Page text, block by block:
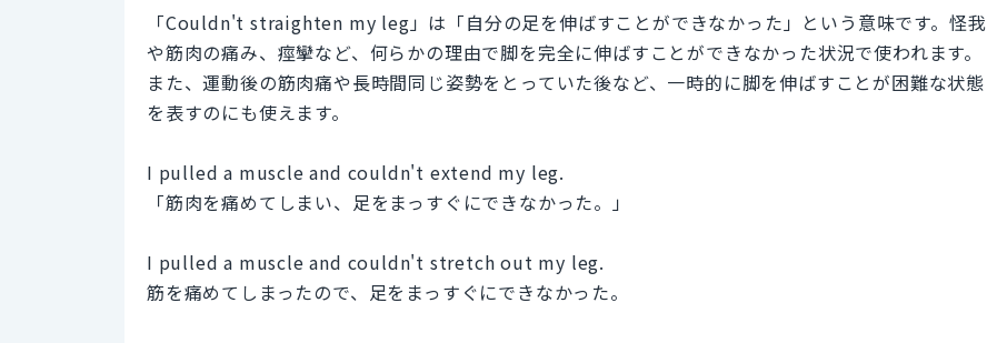
「Couldn't straighten my leg」は「自分の足を伸ばすことができなかった」という意味です。怪我
や筋肉の痛み、痙攣など、何らかの理由で脚を完全に伸ばすことができなかった状況で使われます。
また、運動後の筋肉痛や長時間同じ姿勢をとっていた後など、一時的に脚を伸ばすことが困難な状態
を表すのにも使えます。
I pulled a muscle and couldn't extend my leg.
「筋肉を痛めてしまい、足をまっすぐにできなかった。」
I pulled a muscle and couldn't stretch out my leg.
筋を痛めてしまったので、足をまっすぐにできなかった。